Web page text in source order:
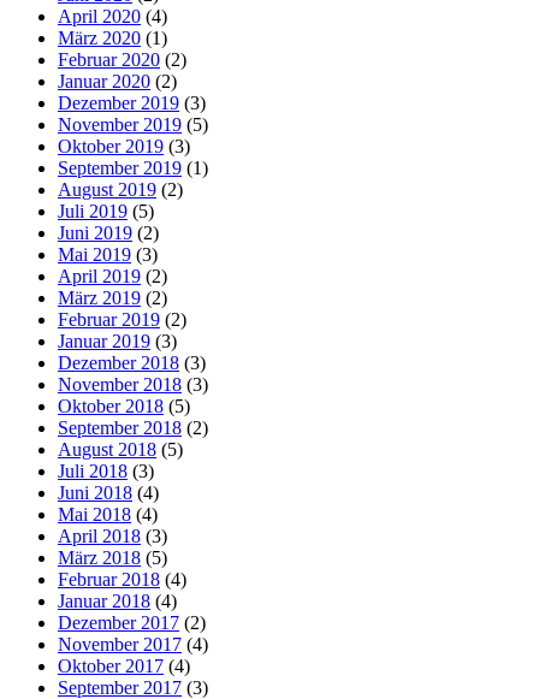
April 2020 (4)
März 2020 (1)
Februar 2020 (2)
Januar 2020 (2)
Dezember 2019 (3)
November 2019 (5)
Oktober 2019 (3)
September 2019 (1)
August 2019 (2)
Juli 2019 (5)
Juni 2019 (2)
Mai 2019 (3)
April 2019 (2)
März 2019 (2)
Februar 2019 (2)
Januar 2019 (3)
Dezember 2018 (3)
November 2018 (3)
Oktober 2018 (5)
September 2018 (2)
August 2018 (5)
Juli 2018 (3)
Juni 2018 (4)
Mai 2018 (4)
April 2018 (3)
März 2018 (5)
Februar 2018 (4)
Januar 2018 (4)
Dezember 2017 (2)
November 2017 (4)
Oktober 2017 (4)
September 2017 (3)